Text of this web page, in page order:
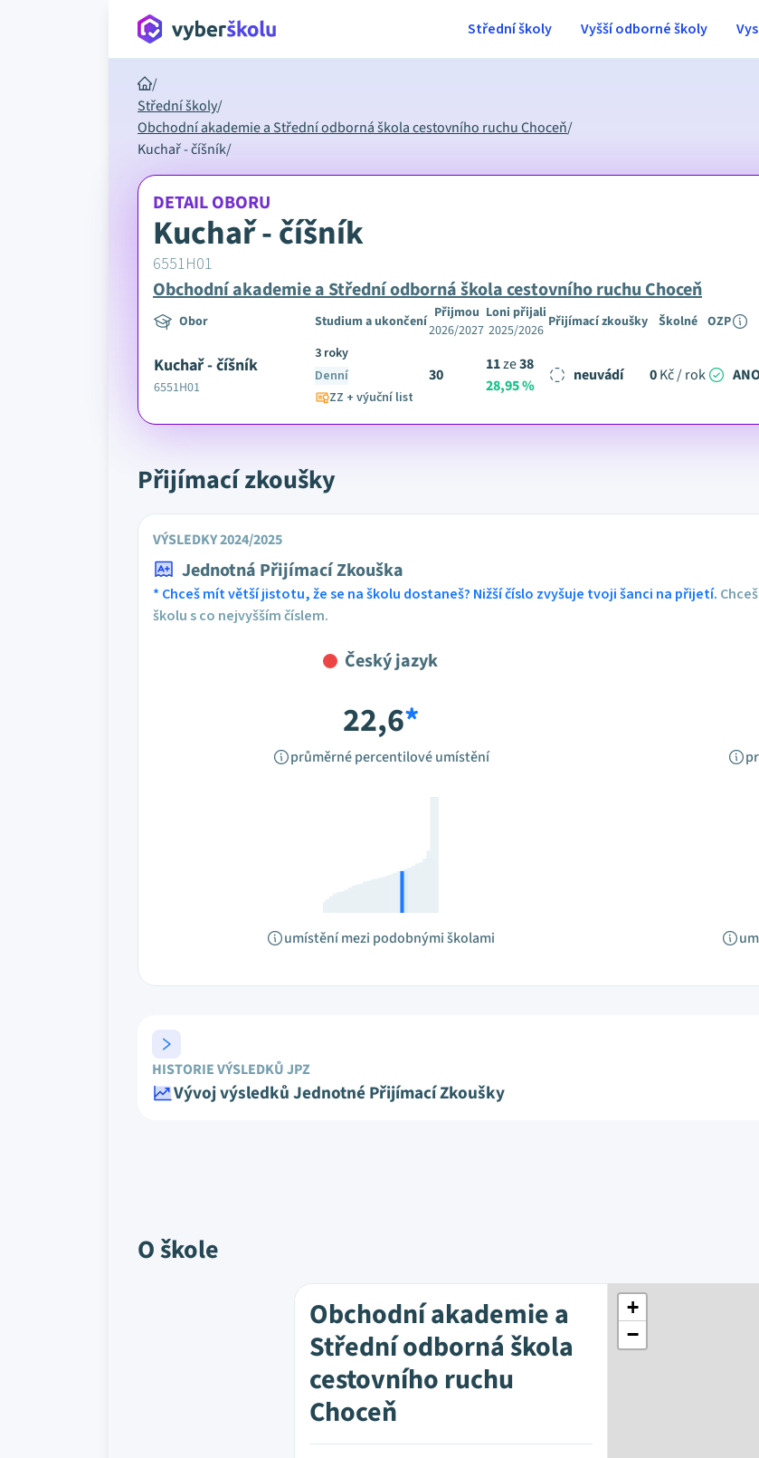
Střední školy Vyšší odborné školy
/
Střední školy/
Obchodní akademie a Střední odborná škola cestovního ruchu Choceň/
Kuchař - číšník/
DETAIL OBORU
Kuchař - číšník
6551H01
Obchodní akademie a Střední odborná škola cestovního ruchu Choceň
Obor Studium a ukončení Přijmou
2026/2027
Loni přijali
2025/2026 Přijímací zkoušky Školné OZP
Kuchař - číšník
6551H01
3 roky
Denní
ZZ + výuční list
30
11ze38
28,95 %
neuvádí 0Kč / rok
Přijímací zkoušky
VÝSLEDKY 2024/2025
Jednotná Přijímací Zkouška
* Chceš mít větší jistotu, že se na školu dostaneš? Nižší číslo zvyšuje tvoji šanci na přijetí.
školu s co nejvyšším číslem.
Český jazyk
22,6*
průměrné percentilové umístění
umístění mezi podobnými školami
HISTORIE VÝSLEDKŮ JPZ
Vývoj výsledků Jednotné Přijímací Zkoušky
O škole
Obchodní akademie a
Střední odborná škola
cestovního ruchu
Choceň
+
−